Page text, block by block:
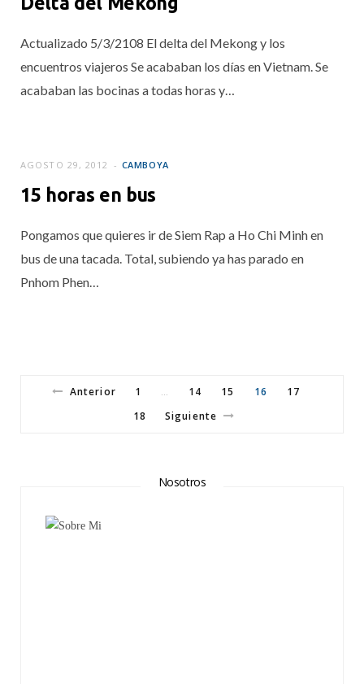
Actualizado 5/3/2108 El delta del Mekong y los
encuentros viajeros Se acababan los días en Vietnam. Se
acababan las bocinas a todas horas y…
CAMBOYA
AGOSTO 29, 2012
15 horas en bus
Pongamos que quieres ir de Siem Rap a Ho Chi Minh en
bus de una tacada. Total, subiendo ya has parado en
Pnhom Phen…
Anterior 1 … 14 15 16
17
18
Siguiente
Nosotros